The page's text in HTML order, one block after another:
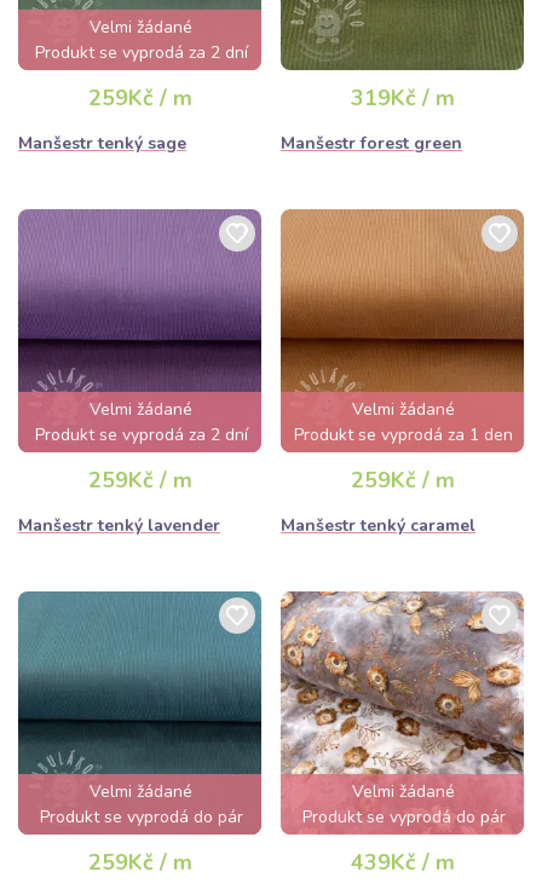
Velmi žádané
Produkt se vyprodá za 2 dní
259Kč / m
Manšestr tenký sage
319Kč / m
Manšestr forest green
Velmi žádané
Produkt se vyprodá za 2 dní
259Kč / m
Manšestr tenký lavender
Velmi žádané
Produkt se vyprodá za 1 den
259Kč / m
Manšestr tenký caramel
Velmi žádané
Produkt se vyprodá do pár
hodin
259Kč / m
Velmi žádané
Produkt se vyprodá do pár
hodin
439Kč / m